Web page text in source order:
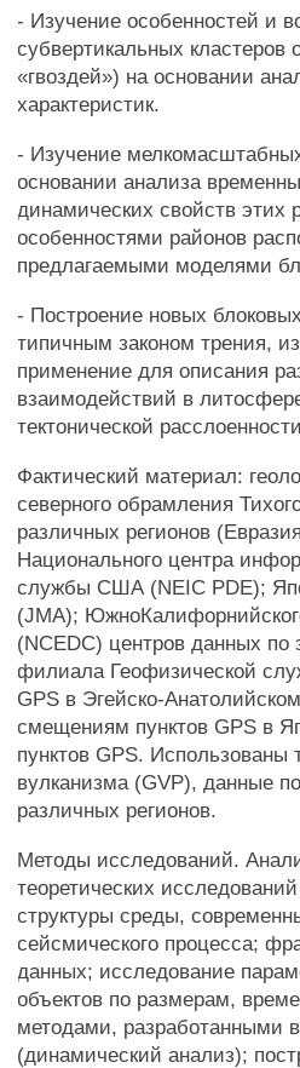
- Изучение особенностей и
субвертикальных кластеров
«гвоздей») на основании
характеристик.
- Изучение
основании анализа
динамических свойств этих
особенностями районов
предлагаемыми моделями
- Построение новых
типичным законом трения,
применение для описания
взаимодействий в
тектонической
Фактический материал:
северного обрамления
различных регионов
Национального центра
службы США (NEIC PDE);
(JMA);
(NCEDC) центров данных по
филиала Геофизической
GPS в Эгейско-
смещениям пунктов GPS в
пунктов GPS.
вулканизма (GVP), данные
различных регионов.
Методы исследований.
теоретических
структуры среды,
сейсмического процесса;
данных; исследование
объектов по размерам,
методами, разработанными
(динамический анализ);